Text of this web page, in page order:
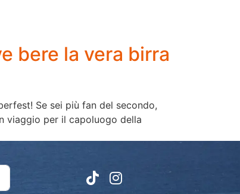
bere la vera birra
Se sei più fan del secondo,
viaggio per il capoluogo della